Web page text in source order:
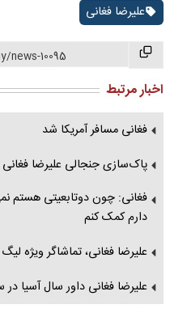
علیرضا فغانی
10095
اخبار مرتبط
فغانی مسافر آمریکا شد
پاک‌سازی جنجالی علیرضا
فغانی: چون دوتابعیتی هستم
دارم کمک کنم
علیرضا فغانی، تماشاگر ویژه لیگ
علیرضا فغانی داور سال آسیا در سال